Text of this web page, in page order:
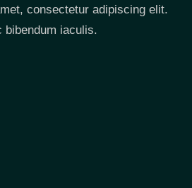
consectetur adipiscing elit.
bibendum iaculis.